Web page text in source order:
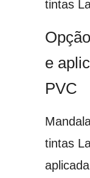
tintas
e
PVC
tintas